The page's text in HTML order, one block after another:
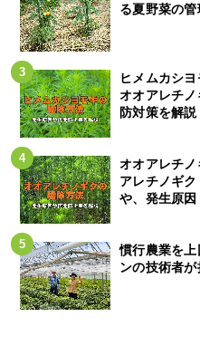
る夏野菜の管
ヒメムカシヨ
オオアレチ
防対策を解説
オオアレチノ
アレチノギ
や、発生原
慣行農業を
ンの技術者が